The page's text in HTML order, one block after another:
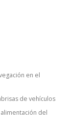
en el
de vehículos
del